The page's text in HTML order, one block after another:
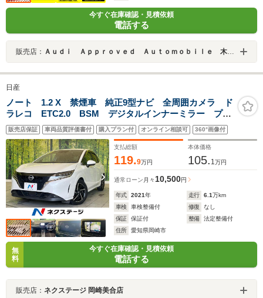
今すぐ在庫確認・見積依頼
電話する
販売店： Ａｕｄｉ Ａｐｐｒｏｖｅｄ Ａｕｔｏｍｏｂｉｌｅ 木更津
日産
ノート 1.2 X 禁煙車 純正9型ナビ 全周囲カメラ ド
ラレコ ETC2.0 BSM デジタルインナーミラー プロ
パイロット Bluetooth再生 純正16インチアルミ エマ
ージェンシーブレーキ コーナーセンサー
販売店保証 車両品質評価書付 購入プラン付 オンライン相談可 360°画像付
支払総額
119.9万円
本体価格
105. 1 万円
通常ローン 月々 10,500円
年式 2021年 走行 6.1万km
車検
車検整備付 修復
なし
保証
保証付 整備
法定整備付
住所
愛知県岡崎市
無
料
今すぐ在庫確認・見積依頼
電話する
販売店： ネクステージ 岡崎美合店